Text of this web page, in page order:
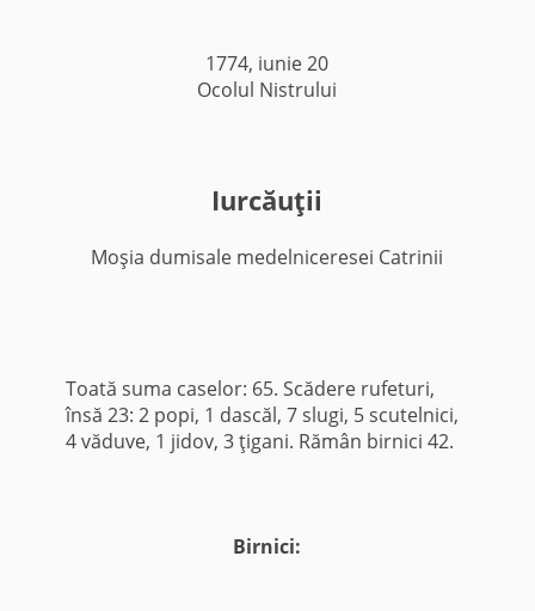
1774, iunie 20
Ocolul Nistrului
Iurcăuţii
Moşia dumisale medelniceresei Catrinii
Toată suma caselor: 65. Scădere rufeturi,
însă 23: 2 popi, 1 dascăl, 7 slugi, 5 scutelnici,
4 văduve, 1 jidov, 3 ţigani. Rămân birnici 42.
Birnici: